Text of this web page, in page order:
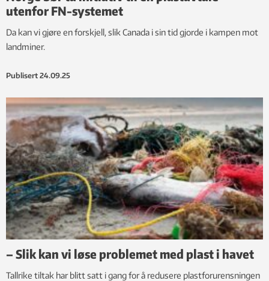
utenfor FN-systemet
Da kan vi gjøre en forskjell, slik Canada i sin tid gjorde i kampen mot
landminer.
Publisert 24.09.25
– Slik kan vi løse problemet med plast i havet
Tallrike tiltak har blitt satt i gang for å redusere plastforurensningen